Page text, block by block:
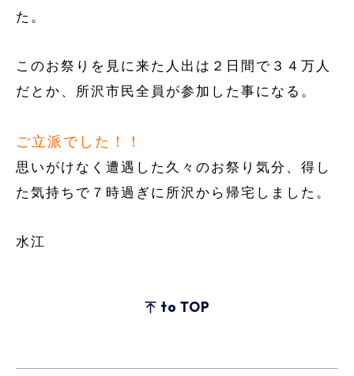
た。
このお祭りを見に来た人出は２日間で３４万人
だとか、所沢市民全員が参加した事になる。
ご立派でした！！
思いがけなく遭遇した久々のお祭り気分、得し
た気持ちで７時過ぎに所沢から帰宅しました。
水江
to TOP